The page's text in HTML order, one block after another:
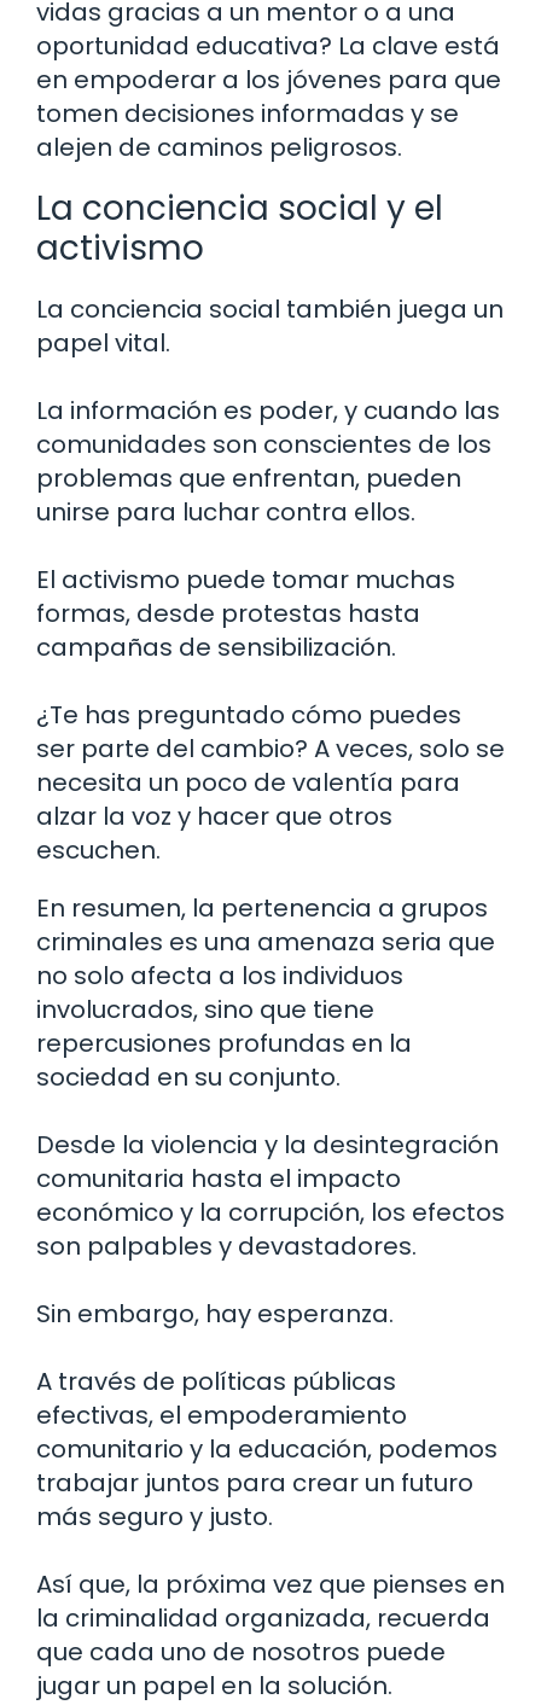
vidas gracias a un mentor o a una
oportunidad educativa? La clave está
en empoderar a los jóvenes para que
tomen decisiones informadas y se
alejen de caminos peligrosos.
La conciencia social y el
activismo
La conciencia social también juega un
papel vital.
La información es poder, y cuando las
comunidades son conscientes de los
problemas que enfrentan, pueden
unirse para luchar contra ellos.
El activismo puede tomar muchas
formas, desde protestas hasta
campañas de sensibilización.
¿Te has preguntado cómo puedes
ser parte del cambio? A veces, solo se
necesita un poco de valentía para
alzar la voz y hacer que otros
escuchen.
En resumen, la pertenencia a grupos
criminales es una amenaza seria que
no solo afecta a los individuos
involucrados, sino que tiene
repercusiones profundas en la
sociedad en su conjunto.
Desde la violencia y la desintegración
comunitaria hasta el impacto
económico y la corrupción, los efectos
son palpables y devastadores.
Sin embargo, hay esperanza.
A través de políticas públicas
efectivas, el empoderamiento
comunitario y la educación, podemos
trabajar juntos para crear un futuro
más seguro y justo.
Así que, la próxima vez que pienses en
la criminalidad organizada, recuerda
que cada uno de nosotros puede
jugar un papel en la solución.